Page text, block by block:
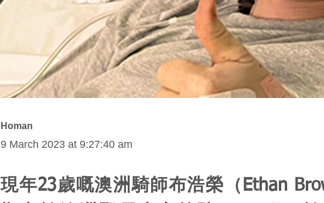
Homan
9 March 2023 at 9:27:40 am
現年23歲嘅澳洲騎師布浩榮（Ethan